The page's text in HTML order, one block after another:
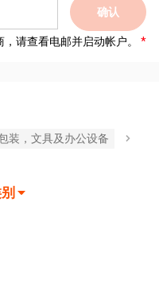
确认
请查看电邮并启动帐户。
装，文具及办公设备